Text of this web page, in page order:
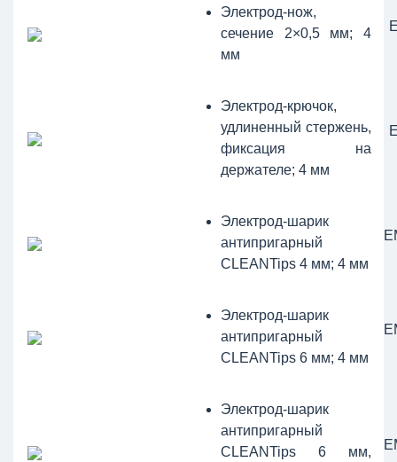
Электрод-нож,
сечение 2×0,5 мм; 4
мм
Электрод-крючок,
удлиненный стержень,
фиксация на
держателе; 4 мм
Электрод-шарик
антипригарный
CLEANTips 4 мм; 4 мм
Электрод-шарик
антипригарный
CLEANTips 6 мм; 4 мм
Электрод-шарик
антипригарный
CLEANTips 6 мм,